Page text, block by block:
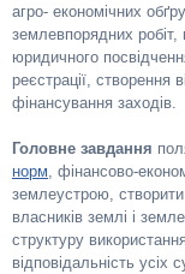
агро- економічних
землевпорядних робіт,
юридичного
реєстрації, створення
фінансування заходів.
Головне завдання
норм , фінансово-
землеустрою,
власників землі і
структуру
відповідальність усіх